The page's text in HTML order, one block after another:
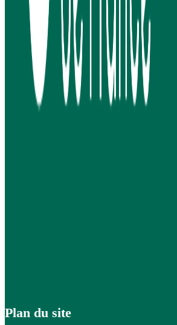
Plan du site